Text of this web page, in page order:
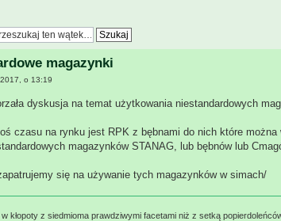
magazynki
o 13:19
dyskusja na temat użytkowania niestandardowych
czasu na rynku jest RPK z bębnami do nich które
magazynków STANAG, lub bębnów lub
się na używanie tych magazynków w simach/
kłopoty z siedmioma prawdziwymi facetami niż z setką